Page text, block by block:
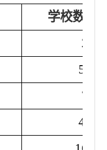
学校数（
2
52
7
45